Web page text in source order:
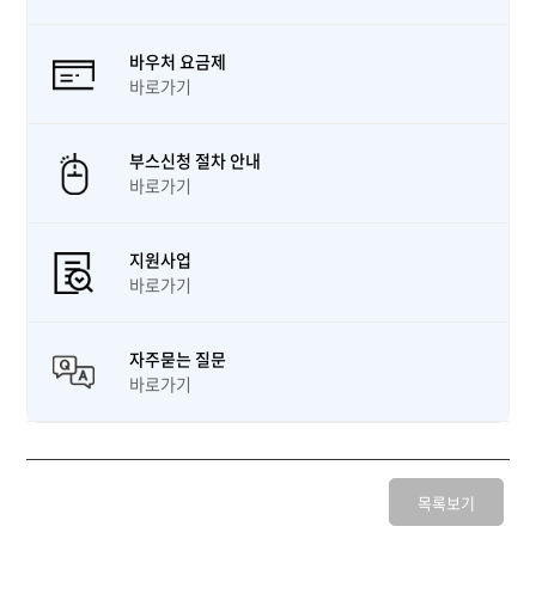
바우처 요금제
바로가기
부스신청 절차 안내
바로가기
지원사업
바로가기
자주묻는 질문
바로가기
목록보기